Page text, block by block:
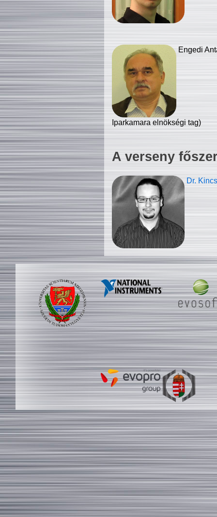
Engedi
Iparkamara elnökségi tag)
A verseny
Dr.